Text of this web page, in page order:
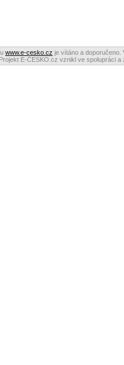
www.e-cesko.cz je vítáno a doporučeno.
E-ČESKO.cz vznikl ve spolupráci